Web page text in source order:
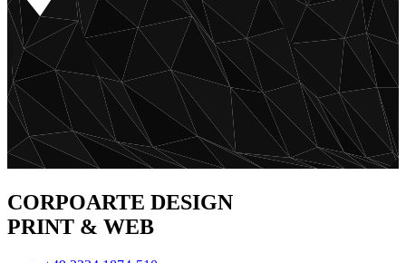
CORPOARTE DESIGN
PRINT & WEB